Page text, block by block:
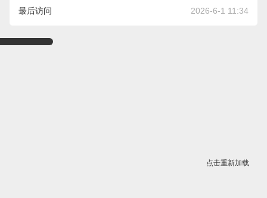
最后访问 2026-6-1 11:34
点击重新加载